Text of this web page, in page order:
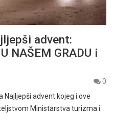
advent:
NAŠEM GRADU i
0
advent kojeg i ove
Ministarstva turizma i